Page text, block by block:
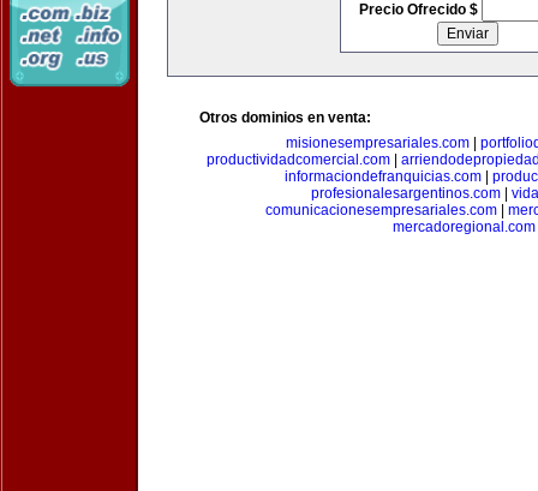
Precio Ofrecido $
Otros dominios en venta:
misionesempresariales.com
productividadcomercial.com
informaciondefranquicias.com
profesionalesargentinos.com|
comunicacionesempresariales.com
mercadoregional.com